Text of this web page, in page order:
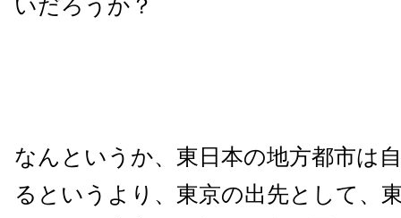
いだろうか？
なんというか、東日本の地方都市は
るというより、東京の出先として、